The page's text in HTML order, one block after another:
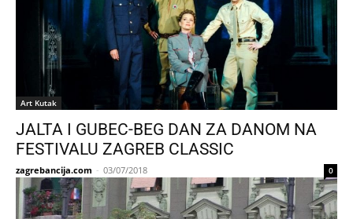
Art Kutak
JALTA I GUBEC-BEG DAN ZA DANOM NA
FESTIVALU ZAGREB CLASSIC
zagrebancija.com - 03/07/2018 0